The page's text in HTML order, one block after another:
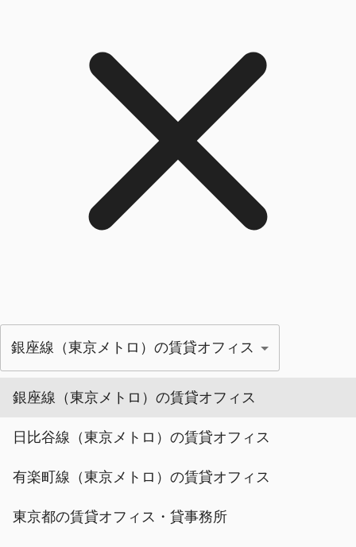
銀座線（東京メトロ）の賃貸オフィス
銀座線（東京メトロ）の賃貸オフィス
日比谷線（東京メトロ）の賃貸オフィス
有楽町線（東京メトロ）の賃貸オフィス
東京都の賃貸オフィス・貸事務所